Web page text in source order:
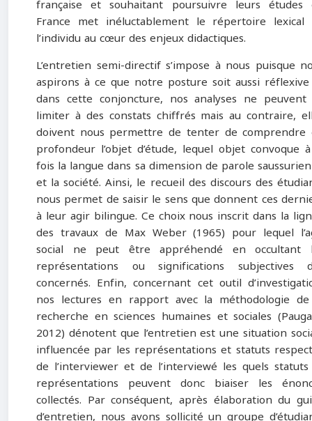
française et souhaitant poursuivre leurs études
France met inéluctablement le répertoire lexical
l’individu au cœur des enjeux didactiques.
L’entretien semi-directif s’impose à nous puisque
aspirons à ce que notre posture soit aussi
dans cette conjoncture, nos analyses ne peuvent
limiter à des constats chiffrés mais au contraire,
doivent nous permettre de tenter de comprendre
profondeur l’objet d’étude, lequel objet convoque
fois la langue dans sa dimension de parole
et la société. Ainsi, le recueil des discours des
nous permet de saisir le sens que donnent ces
à leur agir bilingue. Ce choix nous inscrit dans la
des travaux de Max Weber (1965) pour lequel
social ne peut être appréhendé en occultant
représentations ou significations subjectives
concernés. Enfin, concernant cet outil
nos lectures en rapport avec la méthodologie
recherche en sciences humaines et sociales
2012) dénotent que l’entretien est une situation
influencée par les représentations et statuts
de l’interviewer et de l’interviewé les quels
représentations peuvent donc biaiser les
collectés. Par conséquent, après élaboration du
d’entretien, nous avons sollicité un groupe